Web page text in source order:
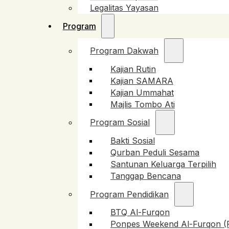
Legalitas Yayasan
Program
Program Dakwah
Kajian Rutin
Kajian SAMARA
Kajian Ummahat
Majlis Tombo Ati
Program Sosial
Bakti Sosial
Qurban Peduli Sesama
Santunan Keluarga Terpilih
Tanggap Bencana
Program Pendidikan
BTQ Al-Furqon
Ponpes Weekend Al-Furqon